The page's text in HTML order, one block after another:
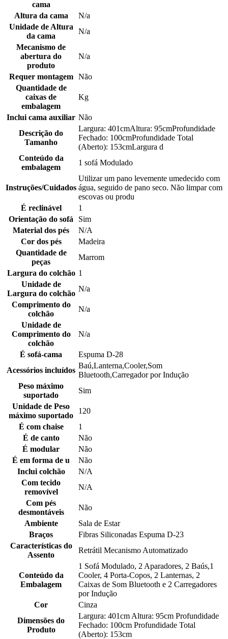
cama
Altura da cama
N/a
Unidade de Altura
da cama
N/a
Mecanismo de
abertura do
produto
N/a
Requer montagem
Não
Quantidade de
caixas de
embalagem
Kg
Inclui cama auxiliar Não
Descrição do
Tamanho
Largura: 401cmAltura: 95cmProfundidade
Fechado: 100cmProfundidade Total
(Aberto): 153cmLargura d
Conteúdo da
embalagem
1 sofá Modulado
Instruções/Cuidados
Utilizar um pano levemente umedecido com
água, seguido de pano seco. Não limpar com
escovas ou produ
É reclinável
1
Orientação do sofá
Sim
Material dos pés
N/A
Cor dos pés
Madeira
Quantidade de
peças
Marrom
Largura do colchão 1
Unidade de
Largura do colchão
N/a
Comprimento do
colchão
N/a
Unidade de
Comprimento do
colchão
N/a
É sofá-cama
Espuma D-28
Acessórios incluídos
Baú,Lanterna,Cooler,Som
Bluetooth,Carregador por Indução
Peso máximo
suportado
Sim
Unidade de Peso
máximo suportado
120
É com chaise
1
É de canto
Não
É modular
Não
É em forma de u
Não
Inclui colchão
N/A
Com tecido
removível
N/A
Com pés
desmontáveis
Não
Ambiente
Sala de Estar
Braços
Fibras Siliconadas Espuma D-23
Características do
Assento
Retrátil Mecanismo Automatizado
Conteúdo da
Embalagem
1 Sofá Modulado, 2 Aparadores, 2 Baús,1
Cooler, 4 Porta-Copos, 2 Lanternas, 2
Caixas de Som Bluetooth e 2 Carregadores
por Indução
Cor
Cinza
Dimensões do
Produto
Largura: 401cm Altura: 95cm Profundidade
Fechado: 100cm Profundidade Total
(Aberto): 153cm